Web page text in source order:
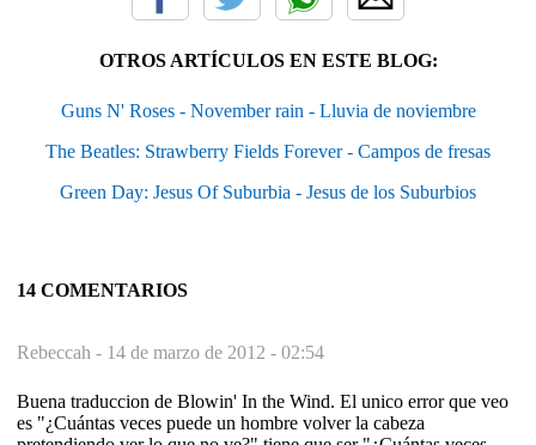
OTROS ARTÍCULOS EN ESTE BLOG:
Guns N' Roses - November rain - Lluvia de noviembre
The Beatles: Strawberry Fields Forever - Campos de fresas
Green Day: Jesus Of Suburbia - Jesus de los Suburbios
14 COMENTARIOS
Rebeccah - 14 de marzo de 2012 - 02:54
Buena traduccion de Blowin' In the Wind. El unico error que veo
es "¿Cuántas veces puede un hombre volver la cabeza